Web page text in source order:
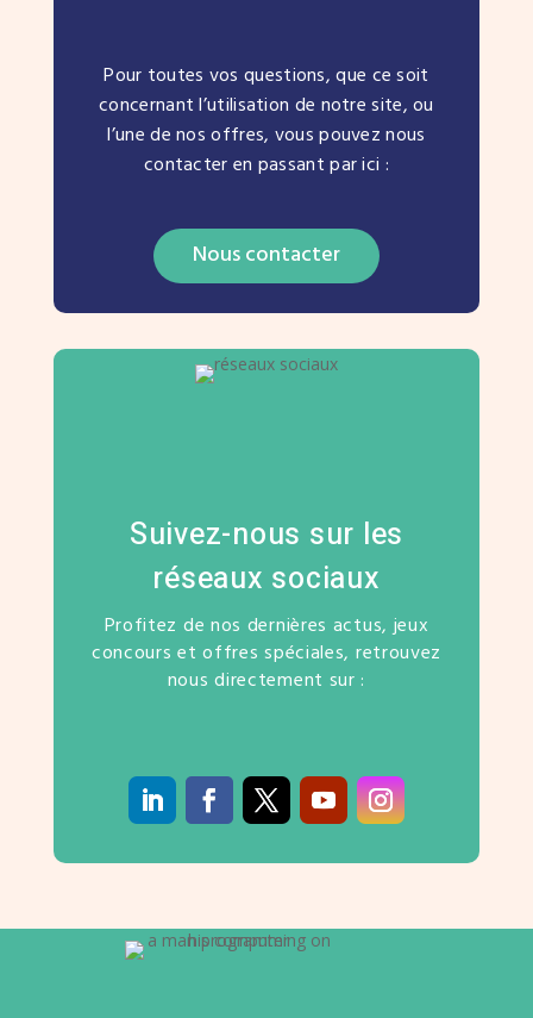
Pour toutes vos questions, que ce soit
concernant l’utilisation de notre site, ou
l’une de nos offres, vous pouvez nous
contacter en passant par ici :
Nous contacter
Suivez-nous sur les
réseaux sociaux
Profitez de nos dernières actus, jeux
concours et offres spéciales, retrouvez
nous directement sur :